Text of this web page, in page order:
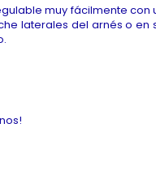
muy fácilmente con
laterales del arnés o